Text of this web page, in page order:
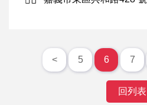
< 5 6 7
回列表